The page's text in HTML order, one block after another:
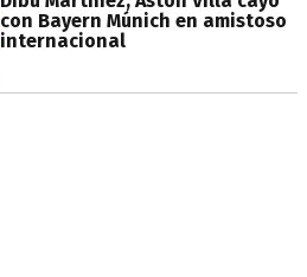
con Bayern Múnich en amistoso
internacional